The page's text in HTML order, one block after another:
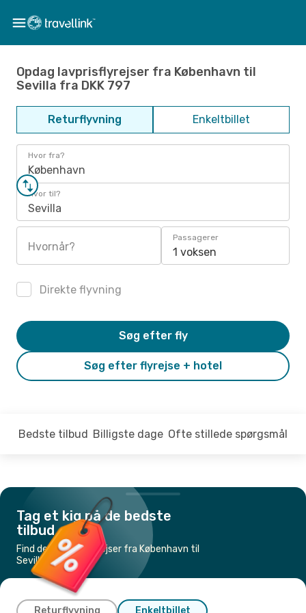
Opdag lavprisflyrejser fra København til
Sevilla fra DKK 797
Returflyvning Enkeltbillet
Hvor fra?
København
Hvor til?
Sevilla
Hvornår?
Passagerer
1 voksen
Direkte flyvning
Søg efter flyrejse + hotel
Søg efter fly
Bedste tilbud Billigste dage Ofte stillede spørgsmål
Tag et kig på de bedste
tilbud
Find de billigste flyrejser fra København til
Sevilla
Returflyvning Enkeltbillet